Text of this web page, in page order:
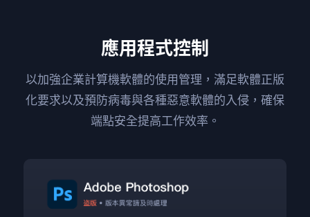
應用程式控制
以加強企業計算機軟體的使用管理，滿足軟體正版
化要求以及預防病毒與各種惡意軟體的入侵，確保
端點安全提高工作效率。